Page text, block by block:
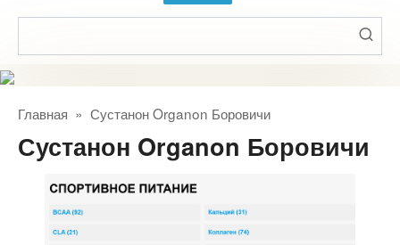
Главная » Сустанон Organon Боровичи
Сустанон Organon Боровичи